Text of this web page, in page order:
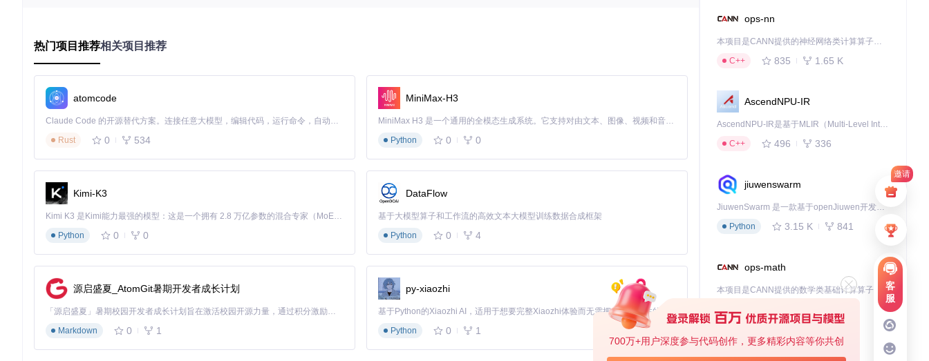
邀请
客
服
700万+用户深度参与代码创作，更多精彩内容等你共创
Cursor Free VIP之所以能够解锁Pro功能，核心在于其三大技术模块的协同工作。理解这些机制不仅能帮助你更好地使用工具，还能为二次开发提供基
础。
智能账户管理系统
account_manager.py模块实现了自动化账户注册与管理功能。其核心原理是通过模拟用户注册流程，自动创建和管理多个Cursor账户。系统会维护一个账
for account
return account
    new_account = register_new_account()
机器ID重置技术
模块解决了设备注册限制问题。机器ID是Cursor识别设备的关键标识，通过修改系统中存储的机器ID
相关信息，工具能够绕过设备注册数量限制。
热门项目推荐相关项目推荐
atomcode
Claude Code 的开源替代方案。连接任意大模型，编辑代码，运行命令，自动验证 — 全自动执行。用 Rust 构建，极致性能。 ｜ An open-source alternative to Claude Code. Connect any LLM, edit code, run commands, and verify changes — autonomously. Built in Rust for speed. Get Started
Rust
0 534
MiniMax-H3
MiniMax H3 是一个通用的全模态生成系统。它支持对由文本、图像、视频和音频组成的多模态上下文进行统一理解，并能生成分辨率高达 2K、时长可达 15 秒的带原生立体声音频的视频。得益于面向任务泛化的系统设计，H3 在预训练阶段就已具备广泛的多模态上下文理解与生成能力，能够出色地执行复杂的多模态指令。
Python
0 0
Kimi-K3
Kimi K3 是Kimi能力最强的模型：这是一个拥有 2.8 万亿参数的混合专家（MoE）模型，具备原生视觉理解能力，并支持 100 万 token 的上下文窗口。
Python
0 0
DataFlow
基于大模型算子和工作流的高效文本大模型训练数据合成框架
Python
0 4
源启盛夏_AtomGit暑期开发者成长计划
「源启盛夏」暑期校园开发者成长计划旨在激活校园开源力量，通过积分激励、认证扶持、资源倾斜等形式，引导高校组织和开发者完成「入驻 — 建项目 — 做贡献 — 获认证 — 得资源」的完整闭环。无论你是想带领社团入驻平台的组织者，还是希望用代码贡献证明自己的开发者，都能在这里找到属于你的成长路径。
Markdown
0 1
py-xiaozhi
基于Python的Xiaozhi AI，适用于想要完整Xiaozhi体验而无需拥有专用硬件的用户。
Python
0 1
ops-nn
本项目是CANN提供的神经网络类计算算子库，实现网络在NPU上加速计算。
C++
835 1.65 K
AscendNPU-IR
AscendNPU-IR是基于MLIR（Multi-Level Intermediate Representation）构建的，面向昇腾亲和算子编译时使用的中间表示，提供昇腾完备表达能力，通过编译优化提升昇腾AI处理器计算效率，支持通过生态框架使能昇腾AI处理器与深度调优
C++
496 336
jiuwenswarm
JiuwenSwarm 是一款基于openJiuwen开发的智能AI Agent，它能够将大语言模型的强大能力，通过你日常使用的各类通讯应用，直接延伸至你的指尖。
Python
3.15 K 841
ops-math
C++
deveco-code